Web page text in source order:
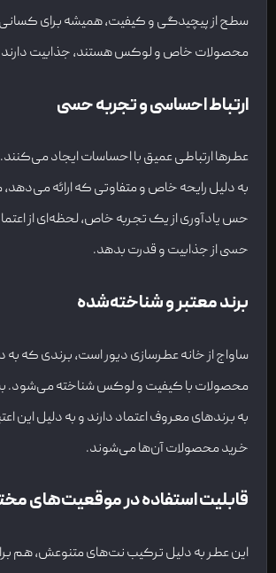
سطح از پیچیدگی و کیفیت، همیشه برای کسانی
محصولات خاص و لوکس هستند، جذابیت دارند.
ارتباط احساسی و تجربه حسی
عطرها ارتباطی عمیق با احساسات ایجاد می‌کنند.
به دلیل رایحه خاص و متفاوتی که ارائه می‌دهد،
حس یادآوری از یک تجربه خاص، لحظه‌ای از
حسی از جذابیت و قدرت بدهد.
برند معتبر و شناخته‌شده
ساواج از خانه عطرسازی دیور است، برندی که به
محصولات با کیفیت و لوکس شناخته می‌شود.
به برندهای معروف اعتماد دارند و به دلیل این
خرید محصولات آن‌ها می‌شوند.
قابلیت استفاده در موقعیت‌های
این عطر به دلیل ترکیب نت‌های متنوعش، هم برای